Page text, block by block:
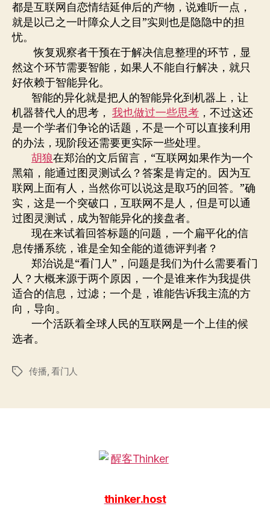
都是互联网自恋情结延伸后的产物，说难听一点，
就是以己之一叶障众人之目”实则也是隐隐中的担
忧。
恢复观察者干预在于解决信息整理的环节，显
然这个环节需要智能，如果人不能自行解决，就只
好依赖于智能异化。
智能的异化就是把人的智能异化到机器上，让
机器替代人的思考， 我也做过一些思考 ，不过这还
是一个学者们争论的话题，不是一个可以直接利用
的办法，现阶段还需要更实际一些处理。
胡狼在郑治的文后留言，“互联网如果作为一个
黑箱，能通过图灵测试么？答案是肯定的。因为互
联网上面有人，当然你可以说这是取巧的回答。”确
实，这是一个突破口，互联网不是人，但是可以通
过图灵测试，成为智能异化的接盘者。
现在来试着回答标题的问题，一个扁平化的信
息传播系统，谁是全知全能的道德评判者？
郑治说是“看门人”，问题是我们为什么需要看门
人？大概来源于两个原因，一个是谁来作为我提供
适合的信息，过滤；一个是，谁能告诉我主流的方
向，导向。
一个活跃着全球人民的互联网是一个上佳的候
选者。
标
传播, 看门人
thinker.host